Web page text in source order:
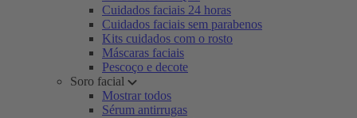
Cuidados faciais 24 horas
Cuidados faciais sem parabenos
Kits cuidados com o rosto
Máscaras faciais
Pescoço e decote
Soro facial
Mostrar todos
Sérum antirrugas